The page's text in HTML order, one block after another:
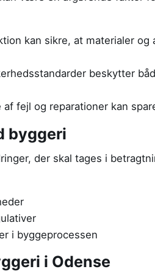
kan sikre, at materialer og
beskytter
af fejl og reparationer kan
byggeri
der skal tages i
i byggeprocessen
i Odense